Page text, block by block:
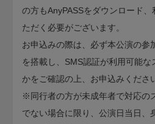
の方もAnyPASSをダウンロード
ただく必要がございます。
お申込みの際は、必ず本公演の参
を搭載し、SMS認証が利用可能な
かをご確認の上、お申込みくださ
※同行者の方が未成年者で対応の
でない場合に限り、公演日当日、